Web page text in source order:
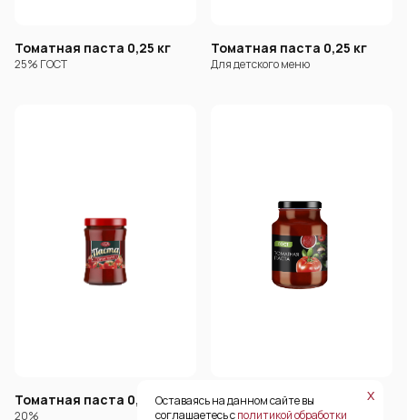
Томатная паста 0,25 кг
25% ГОСТ
Томатная паста 0,25 кг
Для детского меню
Томатная паста 0,28 кг
20%
Томатная паста 0,5 кг
25% ГОСТ
Оставаясь на данном сайте вы
соглашаетесь сполитикой обработки
х